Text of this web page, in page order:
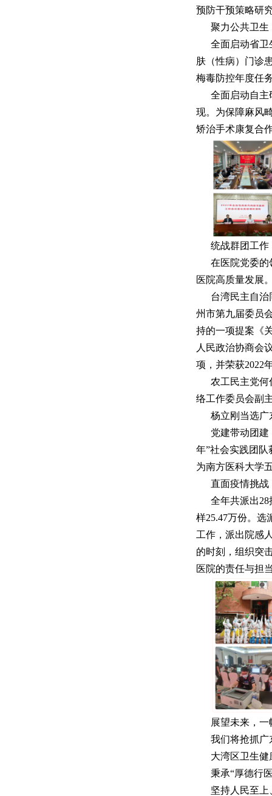
预防干预策略研
聚力公共卫
全面启动省卫
肤（性病）门诊
梅毒防控年度任
全面启动自主
现。为保障麻风
矫治手术康复合
统战群团工
在医院党委
医院高质量发展
台湾民主自
州市第九届委员
持的一项提案《
人民政治协商会
项，并荣获2022
农工民主党
络工作委员会副
杨立刚当选
党建带动团
年”社会实践团
为南方医科大学
直面疫情挑
全年共派出
样25.47万份。选
工作，派出院感
的时刻，组织突
医院的责任与担
展望未来，
我们将抢抓
大湾区卫生
秉承“厚德行
坚持人民至